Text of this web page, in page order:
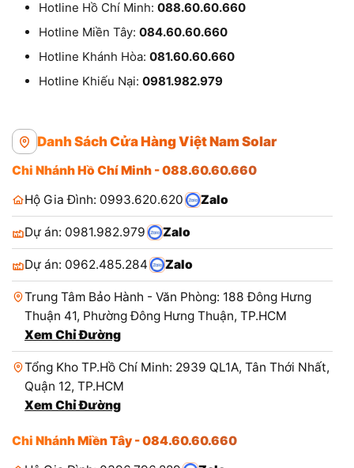
Hotline Hồ Chí Minh: 088.60.60.660
Hotline Miền Tây: 084.60.60.660
Hotline Khánh Hòa: 081.60.60.660
Hotline Khiếu Nại: 0981.982.979
Danh Sách Cửa Hàng Việt Nam Solar
Chi Nhánh Hồ Chí Minh - 088.60.60.660
Hộ Gia Đình: 0993.620.620
Zalo
Dự án: 0981.982.979 Zalo
Dự án: 0962.485.284 Zalo
Trung Tâm Bảo Hành - Văn Phòng: 188 Đông Hưng
Thuận 41, Phường Đông Hưng Thuận, TP.HCM
Xem Chỉ Đường
Tổng Kho TP.Hồ Chí Minh: 2939 QL1A, Tân Thới Nhất,
Quận 12, TP.HCM
Xem Chỉ Đường
Chi Nhánh Miền Tây - 084.60.60.660